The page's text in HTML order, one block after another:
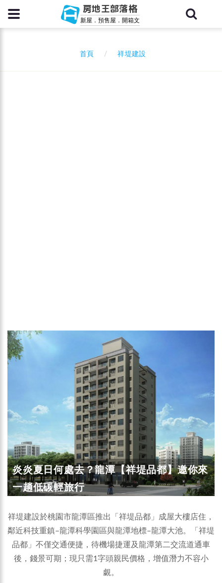
房地王部落格
新屋．預售屋．開箱文
首頁 祥堤建設
炎炎夏日何處去？龍潭【祥堤品都】邀你來
一趟低碳輕旅行
祥堤建設於桃園市龍潭區推出「祥堤品都」成屋大樓店住，
鄰近科技重鎮–龍潭科學園區與龍潭地標–龍潭大池。「祥堤
品都」不僅交通便捷，待機場捷運及龍潭第二交流道通車
後，錢景可期；現只需1字頭親民價格，增值潛力不容小
覷。